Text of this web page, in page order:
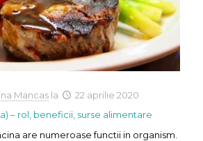
Mancas la
22 aprilie 2020
– rol, beneficii, surse alimentare
are numeroase functii in organism.